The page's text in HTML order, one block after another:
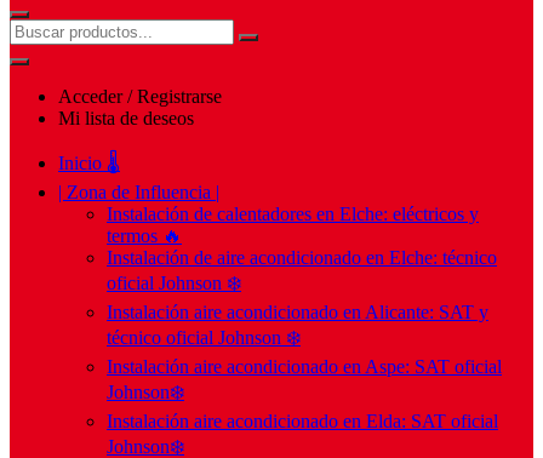
Acceder / Registrarse
Mi lista de deseos
Inicio 🌡️
| Zona de Influencia |
Instalación de calentadores en Elche: eléctricos y
termos 🔥
Instalación de aire acondicionado en Elche: técnico
oficial Johnson ❄️
Instalación aire acondicionado en Alicante: SAT y
técnico oficial Johnson ❄️
Instalación aire acondicionado en Aspe: SAT oficial
Johnson❄️
Instalación aire acondicionado en Elda: SAT oficial
Johnson❄️